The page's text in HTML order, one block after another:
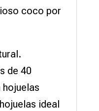
coco por
de 40
ideal